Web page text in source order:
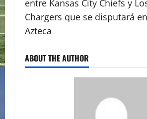
entre Kansas City Chiefs y
Chargers que se disputará
Azteca
ABOUT THE AUTHOR